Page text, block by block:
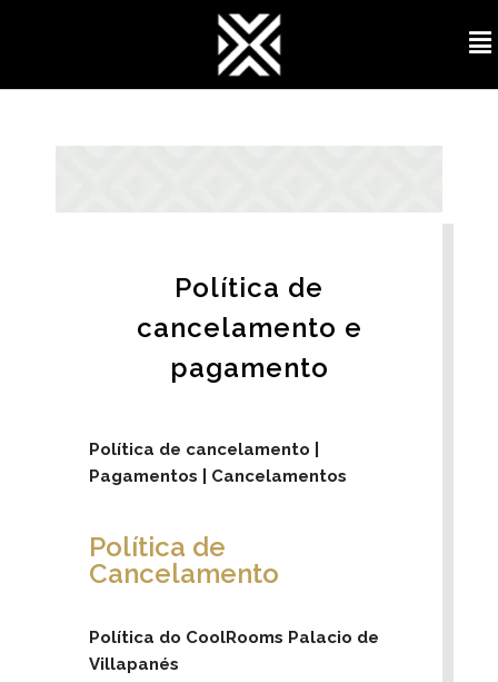
Política de
cancelamento e
pagamento
Política de cancelamento |
Pagamentos | Cancelamentos
Política de
Cancelamento
Política do CoolRooms Palacio de
Villapanés